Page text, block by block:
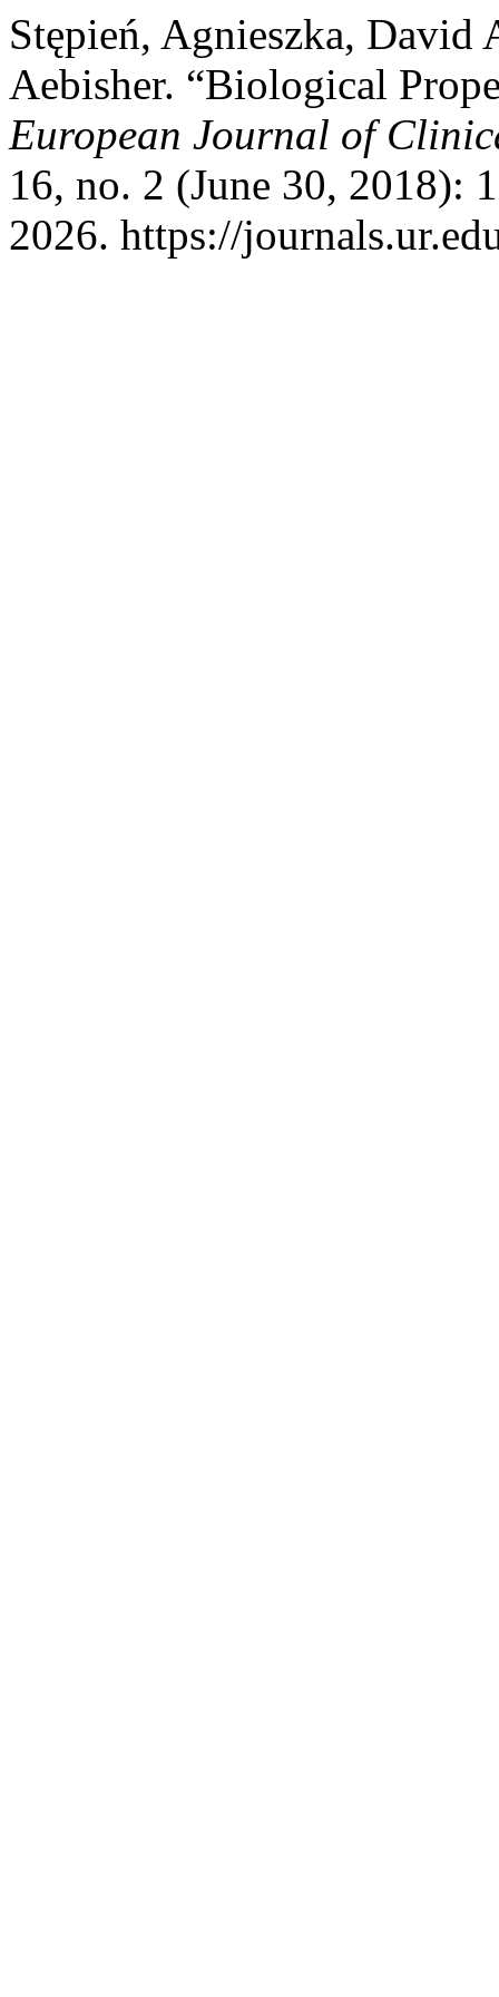
Stępień, Agnieszka, David
Aebisher. “Biological
European Journal of
16, no. 2 (June 30, 2018):
2026. https://